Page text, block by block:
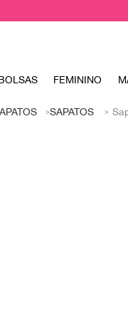
FEMININO
SAPATOS